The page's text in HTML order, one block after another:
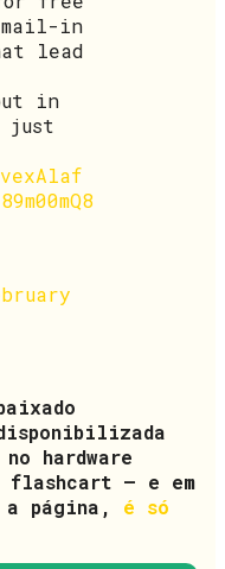
in
lead
in
just
hardware
flashcart – e em
a página, é só